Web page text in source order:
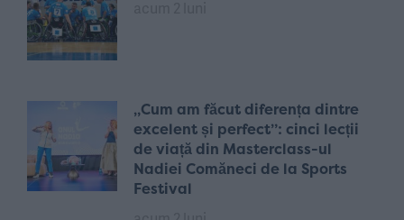
„Cum am făcut diferența dintre
excelent și perfect”: cinci lecții
de viață din Masterclass-ul
Nadiei Comăneci de la Sports
Festival